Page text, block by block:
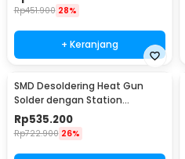
Rp451.900 28%
+ Keranjang
SMD Desoldering Heat Gun
Solder dengan Station
220V/700W - KS8586
Rp535.200
Rp722.900 26%